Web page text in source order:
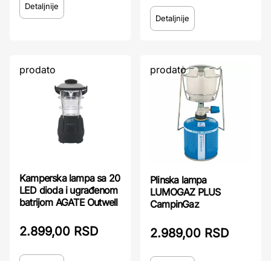
Detaljnije
Detaljnije
prodato
Kamperska lampa sa 20
LED dioda i ugrađenom
batrijom AGATE Outwell
2.899,00 RSD
prodato
Plinska lampa
LUMOGAZ PLUS
CampinGaz
2.989,00 RSD